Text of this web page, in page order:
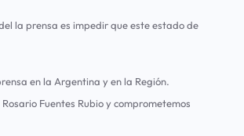
la prensa es impedir que este estado de
en la Argentina y en la Región.
Fuentes Rubio y comprometemos